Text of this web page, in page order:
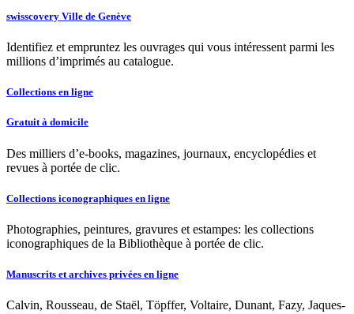
swisscovery Ville de Genève
Identifiez et empruntez les ouvrages qui vous intéressent parmi les
millions d’imprimés au catalogue.
Collections en ligne
Gratuit à domicile
Des milliers d’e-books, magazines, journaux, encyclopédies et
revues à portée de clic.
Collections iconographiques en ligne
Photographies, peintures, gravures et estampes: les collections
iconographiques de la Bibliothèque à portée de clic.
Manuscrits et archives privées en ligne
Calvin, Rousseau, de Staël, Töpffer, Voltaire, Dunant, Fazy, Jaques-